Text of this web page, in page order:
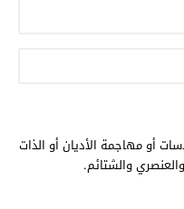
أو مهاجمة الأديان أو الذات
والشتائم.